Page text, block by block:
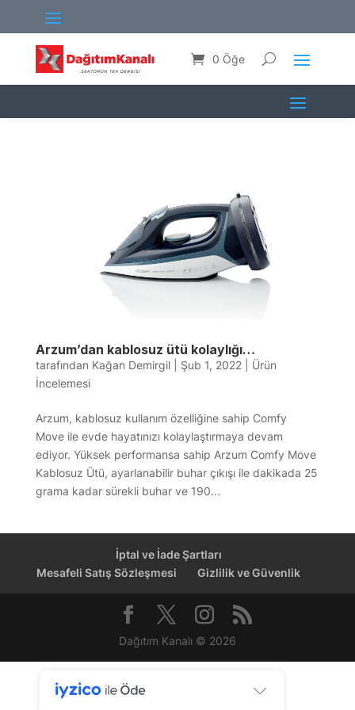
0 Öğe
Arzum’dan kablosuz ütü kolaylığı…
tarafından Kağan Demirgil| Şub 1, 2022| Ürün
İncelemesi
Arzum, kablosuz kullanım özelliğine sahip Comfy
Move ile evde hayatınızı kolaylaştırmaya devam
ediyor. Yüksek performansa sahip Arzum Comfy Move
Kablosuz Ütü, ayarlanabilir buhar çıkışı ile dakikada 25
grama kadar sürekli buhar ve 190...
İptal ve İade Şartları
Mesafeli Satış Sözleşmesi
Gizlilik ve Güvenlik
Dağıtım Kanalı © 2026